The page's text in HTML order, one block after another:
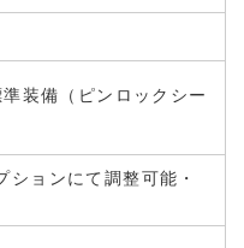
装備（ピンロックシー
ションにて調整可能・